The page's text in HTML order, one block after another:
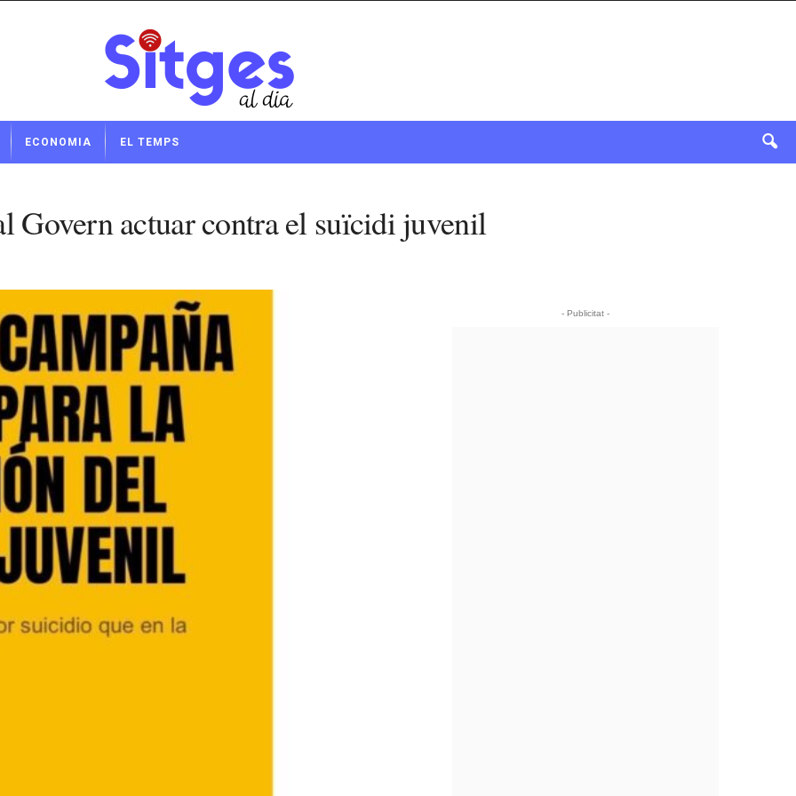
ECONOMIA EL TEMPS
Govern actuar contra el suïcidi juvenil
- Publicitat -